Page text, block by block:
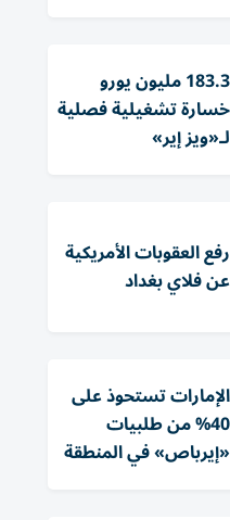
183.3 مليون يورو
خسارة تشغيلية فصلية
لـ«ويز إير»
رفع العقوبات الأمريكية
عن فلاي بغداد
الإمارات تستحوذ على
40% من طلبيات
«إيرباص» في المنطقة